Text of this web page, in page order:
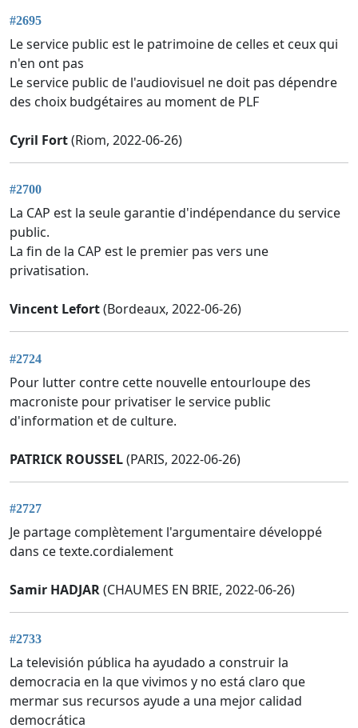
#2695
Le service public est le patrimoine de celles et ceux qui
n'en ont pas
Le service public de l'audiovisuel ne doit pas dépendre
des choix budgétaires au moment de PLF
Cyril Fort(Riom, 2022-06-26)
#2700
La CAP est la seule garantie d'indépendance du service
public.
La fin de la CAP est le premier pas vers une
privatisation.
Vincent Lefort(Bordeaux, 2022-06-26)
#2724
Pour lutter contre cette nouvelle entourloupe des
macroniste pour privatiser le service public
d'information et de culture.
PATRICK ROUSSEL(PARIS, 2022-06-26)
#2727
Je partage complètement l'argumentaire développé
dans ce texte.cordialement
Samir HADJAR(CHAUMES EN BRIE, 2022-06-26)
#2733
La televisión pública ha ayudado a construir la
democracia en la que vivimos y no está claro que
mermar sus recursos ayude a una mejor calidad
democrática